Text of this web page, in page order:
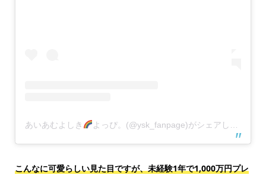
あいあむよしき よっぴ。(@ysk_fanpage)がシェアした投稿
こんなに可愛らしい見た目ですが、未経験1年で1,000万円プレ